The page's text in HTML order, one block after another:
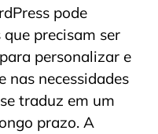
pode
precisam ser
personalizar e
nas necessidades
traduz em um
prazo. A